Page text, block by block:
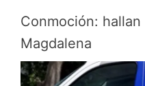
Conmoción:
Magdalena